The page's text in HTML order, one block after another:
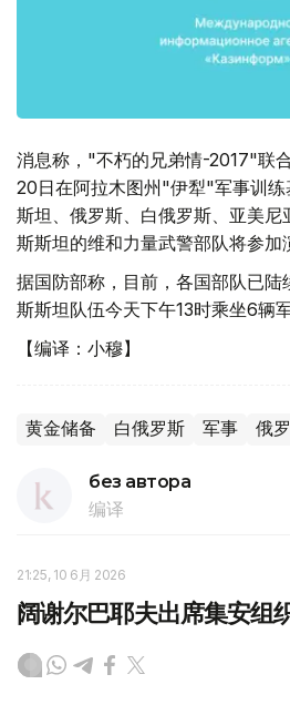
消息称，"不朽的兄弟情-2017"联
20日在阿拉木图州"伊犁"军事训
斯坦、俄罗斯、白俄罗斯、亚美
斯斯坦的维和力量武警部队将参加
据国防部称，目前，各国部队已
斯斯坦队伍今天下午13时乘坐6辆
【编译：小穆】
黄金储备 白俄罗斯 军事 俄
без автора
编译
21:25, 10 6月 2026
阔谢尔巴耶夫出席集安组